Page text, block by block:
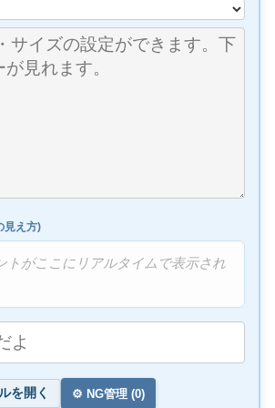
見え方)
トがここにリアルタイムで表示され
を開く ⚙️ NG管理 (0)